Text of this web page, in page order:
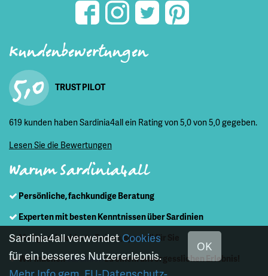
Kundenbewertungen
5,0 TRUST PILOT
619 kunden haben Sardinia4all ein Rating von 5,0 von 5,0 gegeben.
Lesen Sie die Bewertungen
Warum Sardinia4all
Persönliche, fachkundige Beratung
Experten mit besten Kenntnissen über Sardinien
Maßgeschneiderte Reisen, speziell für Sie
Wir machenSardinienzu einem unvergesslichen Erlebnis!
Sardinia4all verwendetCookies
für ein besseres Nutzererlebnis.
OK